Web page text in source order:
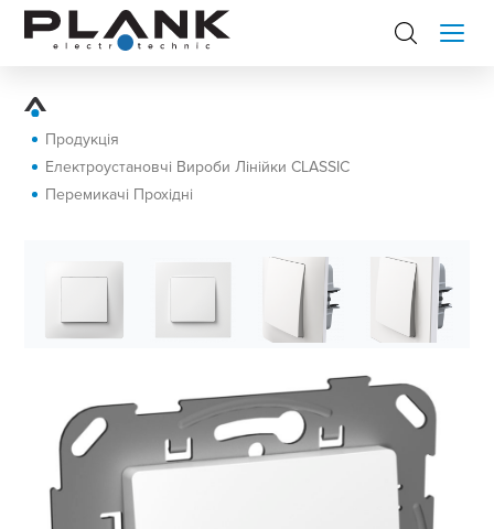
Продукція
Електроустановчі Вироби Лінійки CLASSIC
Перемикачі Прохідні